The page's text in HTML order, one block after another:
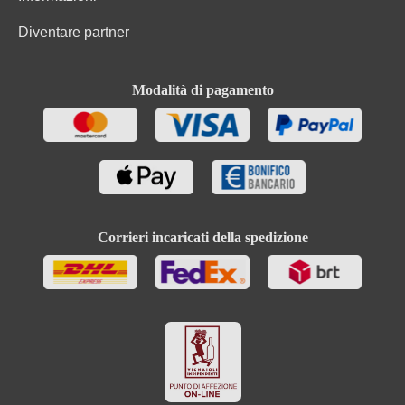
Varietà di uve della cuvée
Diventare partner
Modalità di pagamento
Corrieri incaricati della spedizione